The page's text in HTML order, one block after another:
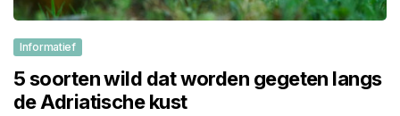
Informatief
5 soorten wild dat worden gegeten langs
de Adriatische kust